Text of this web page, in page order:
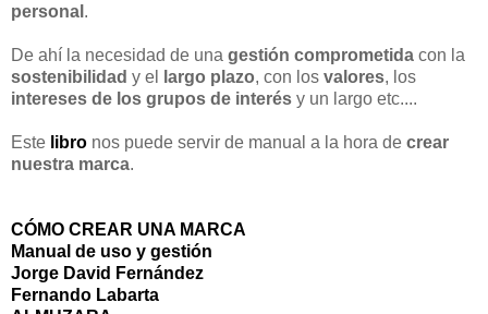
personal .
De ahí la necesidad de una gestión comprometida con la
sostenibilidad y el largo plazo, con los valores, los
intereses de los grupos de interés y un largo etc....
Este libro nos puede servir de manual a la hora de crear
nuestra marca.
CÓMO CREAR UNA MARCA
Manual de uso y gestión
Jorge David Fernández
Fernando Labarta